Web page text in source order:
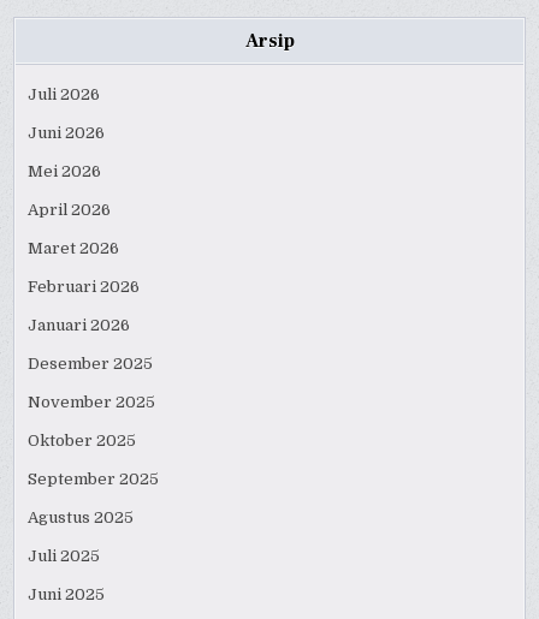
Arsip
Juli 2026
Juni 2026
Mei 2026
April 2026
Maret 2026
Februari 2026
Januari 2026
Desember 2025
November 2025
Oktober 2025
September 2025
Agustus 2025
Juli 2025
Juni 2025